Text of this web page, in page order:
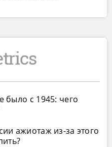
было с 1945: чего
ажиотаж из-за этого